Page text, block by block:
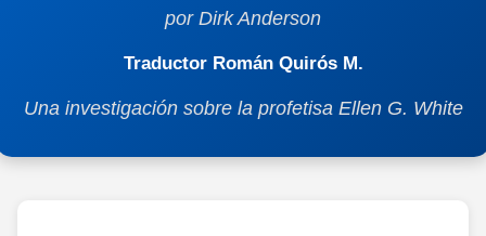
por Dirk Anderson
Traductor Román Quirós M.
Una investigación sobre la profetisa Ellen G. White